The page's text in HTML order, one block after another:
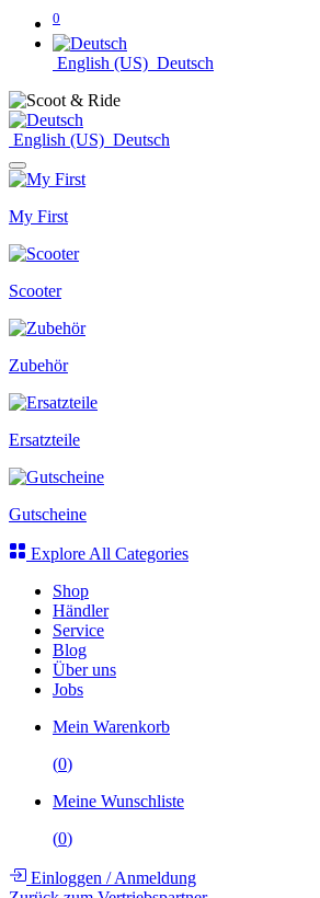
0
English (US) Deutsch
English (US) Deutsch
My First
Scooter
Zubehör
Ersatzteile
Gutscheine
Explore All Categories
Shop
Händler
Service
Blog
Über uns
Jobs
Mein Warenkorb
(0)
Meine Wunschliste
(0)
Einloggen /Anmeldung